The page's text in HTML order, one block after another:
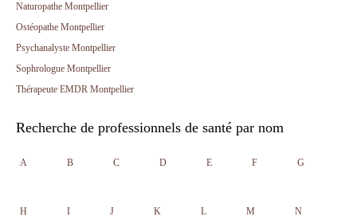
Naturopathe Montpellier
Ostéopathe Montpellier
Psychanalyste Montpellier
Sophrologue Montpellier
Thérapeute EMDR Montpellier
Recherche de professionnels de santé par nom
A B C D E F G
H I J K L M N